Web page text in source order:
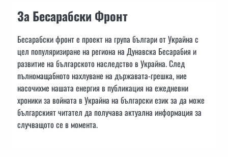
За Бесарабски Фронт
Бесарабски фронт е проект на група българи от Украйна с
цел популяризиране на региона на Дунавска Бесарабия и
развитие на българското наследство в Украйна. След
пълномащабното нахлуване на държавата-грешка, ние
насочихме нашата енергия в публикация на ежедневни
хроники за войната в Украйна на български език за да може
българският читател да получава актуална информация за
случващото се в момента.